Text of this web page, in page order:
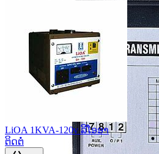
LiOA 1KVA-120v ລີໂອອາ
ຕິດຕໍ່